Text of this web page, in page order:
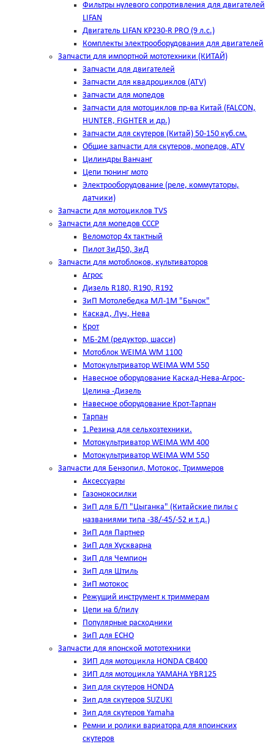
Фильтры нулевого сопротивления для двигателей
LIFAN
Двигатель LIFAN KP230-R PRO (9 л.с.)
Комплекты электрооборудования для двигателей
Запчасти для импортной мототехники (КИТАЙ)
Запчасти для двигателей
Запчасти для квадроциклов (ATV)
Запчасти для мопедов
Запчасти для мотоциклов пр-ва Китай (FALCON,
HUNTER, FIGHTER и др.)
Запчасти для скутеров (Китай) 50-150 куб.см.
Общие запчасти для скутеров, мопедов, ATV
Цилиндры Ванчанг
Цепи тюнинг мото
Электрооборудование (реле, коммутаторы,
датчики)
Запчасти для мотоциклов TVS
Запчасти для мопедов СССР
Веломотор 4х тактный
Пилот ЗиД50, ЗиД
Запчасти для мотоблоков, культиваторов
Агрос
Дизель R180, R190, R192
ЗиП Мотолебедка МЛ-1М "Бычок"
Каскад, Луч, Нева
Крот
МБ-2М (редуктор, шасси)
Мотоблок WEIMA WM 1100
Мотокультриватор WEIMA WM 550
Навесное оборудование Каскад-Нева-Агрос-
Целина -Дизель
Навесное оборудование Крот-Тарпан
Тарпан
1.Резина для сельхозтехники.
Мотокультриватор WEIMA WM 400
Мотокультриватор WEIMA WM 550
Запчасти для Бензопил, Мотокос, Триммеров
Аксессуары
Газонокосилки
ЗиП для Б/П "Цыганка" (Китайские пилы с
названиями типа -38/-45/-52 и т.д.)
ЗиП для Партнер
ЗиП для Хускварна
ЗиП для Чемпион
ЗиП для Штиль
ЗиП мотокос
Режущий инструмент к триммерам
Цепи на б/пилу
Популярные расходники
ЗиП для ЕСНО
Запчасти для японской мототехники
ЗИП для мотоцикла HONDA CB400
ЗИП для мотоцикла YAMAHA YBR125
Зип для скутеров HONDA
Зип для скутеров SUZUKI
Зип для скутеров Yamaha
Ремни и ролики вариатора для япоинских
скутеров